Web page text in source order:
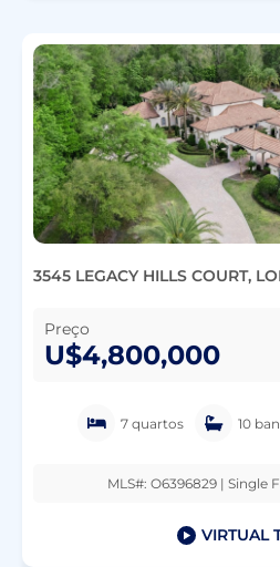
3545 LEGACY HILLS COURT,
Preço
U$4,800,000
7 quartos 10
MLS#: O6396829 | Single
VIRTUAL